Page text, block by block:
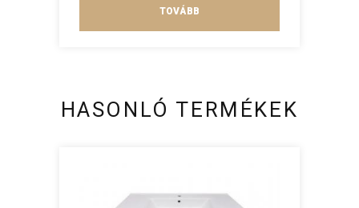
TOVÁBB
HASONLÓ TERMÉKEK